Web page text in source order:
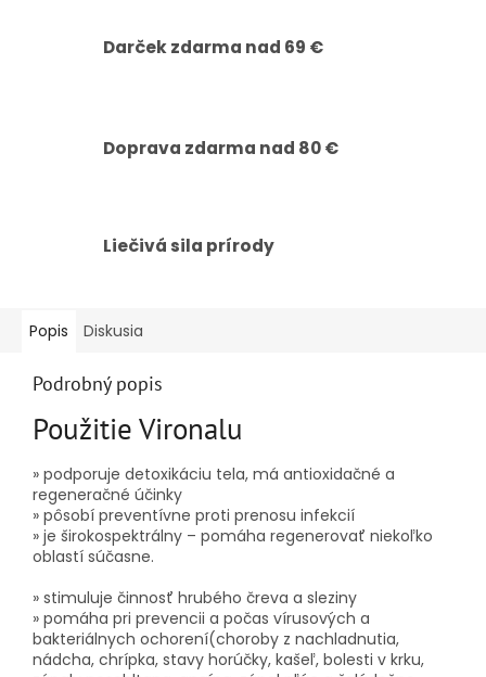
Darček zdarma nad 69 €
Doprava zdarma nad 80 €
Liečivá sila prírody
Popis Diskusia
Podrobný popis
Použitie Vironalu
» podporuje detoxikáciu tela, má antioxidačné a
regeneračné účinky
» pôsobí preventívne proti prenosu infekcií
» je širokospektrálny – pomáha regenerovať niekoľko
oblastí súčasne.
» stimuluje činnosť hrubého čreva a sleziny
» pomáha pri prevencii a počas vírusových a
bakteriálnych ochorení(choroby z nachladnutia,
nádcha, chrípka, stavy horúčky, kašeľ, bolesti v krku,